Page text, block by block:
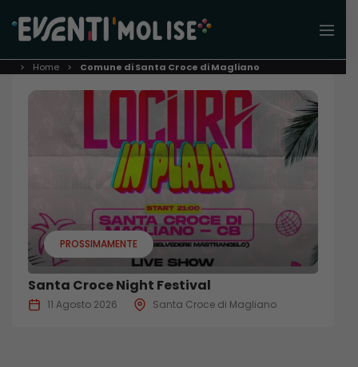
Home Comune di Santa Croce di Magliano
PROSSIMAMENTE
Santa Croce Night Festival
11 Agosto 2026 Santa Croce di Magliano